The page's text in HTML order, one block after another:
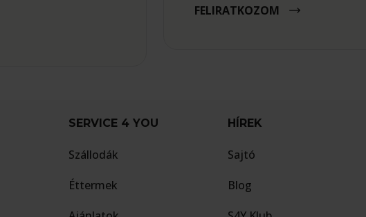
FELIRATKOZOM
SERVICE 4 YOU
Szállodák
Éttermek
HÍREK
Sajtó
Blog